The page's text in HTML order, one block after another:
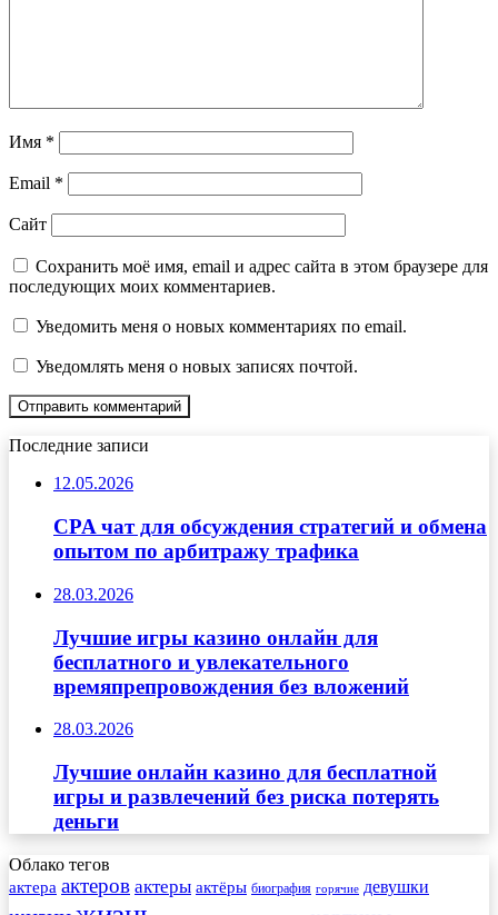
Имя *
Email *
Сайт
Сохранить моё имя, email и адрес сайта в этом браузере для
последующих моих комментариев.
Уведомить меня о новых комментариях по email.
Уведомлять меня о новых записях почтой.
Последние записи
12.05.2026
CPA чат для обсуждения стратегий и обмена
опытом по арбитражу трафика
28.03.2026
Лучшие игры казино онлайн для
бесплатного и увлекательного
времяпрепровождения без вложений
28.03.2026
Лучшие онлайн казино для бесплатной
игры и развлечений без риска потерять
деньги
Облако тегов
актера актеров актеры актёры биография горячие девушки